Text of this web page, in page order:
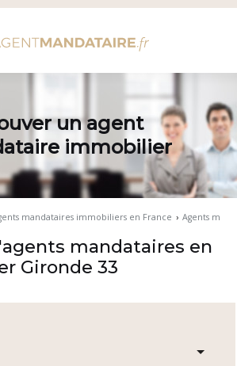
un agent
immobilier
mandataires immobiliers en France › Agents
mandataires en
Gironde 33